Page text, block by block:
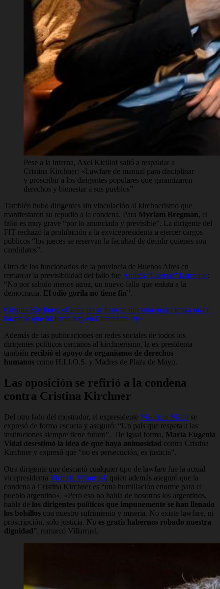
Pese a la interna, Axel Kicillof salió a respaldar a
Cristina Kirchner: «Lawfare de manual para disciplinar
y proscribir a los dirigentes populares que garantizaron
derechos y bienestar a sus pueblos”
También hubo dirigentes sin vinculación al kirchnerismo que
manifestaron su repudio a la condena. Para Myriam Bregman, el
fallo es muy grave “por lo anunciado y previsible”. La dirigente del
FIT rechazó la prohibición a la exvicepresidenta a ejercer cargos
públicos “los jueces se reservan la facultad de decidir quienes son
candidatos”.
Otro de los funcionarios de la provincia de Buenos Aires en
remarcar la previsibilidad del fallo fue Andrés “Cuervo” Larroque:
“No por sabido menos atroz, un nuevo fallo que enluta a la
democracia. El odio gorila no tiene fin”.
Cristina Kirchner: «Como no se bancan que una mujer tenga razón
hacen lo que hicieron hoy en Comodoro Py»
Además de las publicaciones en redes sociales de todos los
dirigentes políticos cercanos al kirchnerismo, la ex presidenta
también recibió el apoyo de organismos de derechos
humanos como H.I.J.O.S. y Madres de Plaza de Mayo.
Las oposición se refirió a la condena
contra Cristina Kirchner
Del otro lado del mostrador, el expresidente Mauricio Macri se
expresó de forma escueta y aseguró: “Un país que respeta a las
instituciones siempre tiene futuro”. De igual forma, María Eugenia
Vidal desestimó la idea de que haya animosidad contra Cristina
Kirchner y expresó que “no es persecución, es justicia”.
Otra dirigente que descartó cualquier tipo de lawfare fue la actual
vicepresidenta Victoria Villarruel, quien además aseguró que la
condena a Cristina Kirchner es “una humillación enorme para el
pueblo argentino». «Pero eso no habla de nosotros los argentinos,
habla de los dirigentes políticos que impunemente se han llenado
los bolsillos con nuestro sufrimiento y miseria. No existe lawfare, ni
proscripción, solo justicia. No es gratis habernos robado nuestra
dignidad”, remarcó Villarruel.